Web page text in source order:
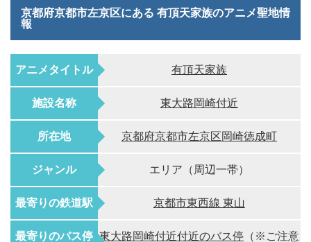
京都府京都市左京区にある 有頂天家族のアニメ聖地情
報
アニメタイトル 有頂天家族
施設名称 東大路岡崎付近
所在地 京都府京都市左京区岡崎徳成町
ジャンル エリア（周辺一帯）
最寄りの鉄道駅 京都市東西線 東山
最寄りのバス停 東大路岡崎付近付近のバス停 （※ご注意